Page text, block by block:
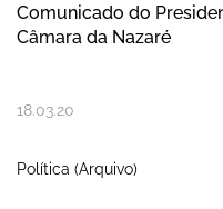
Comunicado do
Câmara da Nazaré
18.03.20
Política (Arquivo)